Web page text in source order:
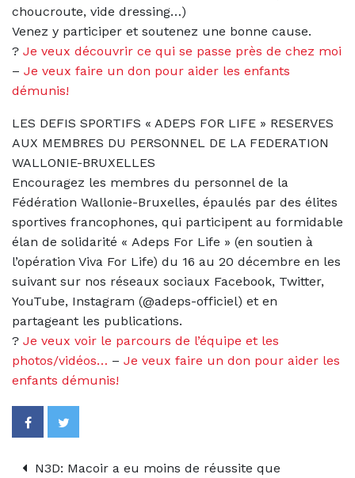
choucroute, vide dressing…)
Venez y participer et soutenez une bonne cause.
? Je veux découvrir ce qui se passe près de chez moi
– Je veux faire un don pour aider les enfants
démunis!
LES DEFIS SPORTIFS « ADEPS FOR LIFE » RESERVES
AUX MEMBRES DU PERSONNEL DE LA FEDERATION
WALLONIE-BRUXELLES
Encouragez les membres du personnel de la
Fédération Wallonie-Bruxelles, épaulés par des élites
sportives francophones, qui participent au formidable
élan de solidarité « Adeps For Life » (en soutien à
l’opération Viva For Life) du 16 au 20 décembre en les
suivant sur nos réseaux sociaux Facebook, Twitter,
YouTube, Instagram (@adeps-officiel) et en
partageant les publications.
? Je veux voir le parcours de l’équipe et les
photos/vidéos… – Je veux faire un don pour aider les
enfants démunis!
N3D: Macoir a eu moins de réussite que